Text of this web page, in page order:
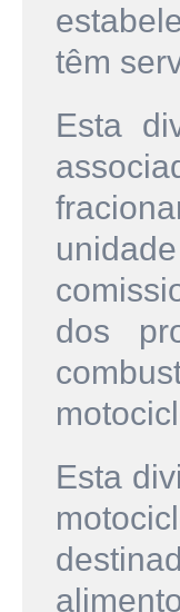
têm
Esta
dos
Esta